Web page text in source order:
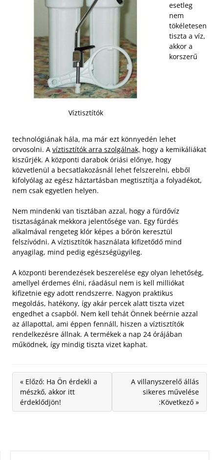
Víztisztítók
esetleg
nem
tökéletesen
tiszta a víz,
akkor a
korszerű
technológiának hála, ma már ezt könnyedén lehet
orvosolni. A víztisztítók arra szolgálnak, hogy a kemikáliákat
kiszűrjék. A központi darabok óriási előnye, hogy
közvetlenül a becsatlakozásnál lehet felszerelni, ebből
kifolyólag az egész háztartásban megtisztítja a folyadékot,
nem csak egyetlen helyen.
Nem mindenki van tisztában azzal, hogy a fürdővíz
tisztaságának mekkora jelentősége van. Egy fürdés
alkalmával rengeteg klór képes a bőrön keresztül
felszívódni. A víztisztítók használata kifizetődő mind
anyagilag, mind pedig egészségügyileg.
A központi berendezések beszerelése egy olyan lehetőség,
amellyel érdemes élni, ráadásul nem is kell milliókat
kifizetnie egy adott rendszerre. Nagyon praktikus
megoldás, hatékony, így akár percek alatt tiszta vizet
engedhet a csapból. Nem kell tehát Önnek beérnie azzal
az állapottal, ami éppen fennáll, hiszen a víztisztítók
rendelkezésre állnak. A termékek a nap 24 órájában
működnek, így mindig tiszta vizet kaphat.
« Előző: Ha Ön érdekli a
mészkő, akkor itt
érdeklődjön!
A villanyszerelő állás
sikeres művelése
:Következő »